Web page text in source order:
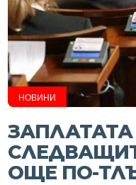
НОВИНИ
ОЩЕ ПО-